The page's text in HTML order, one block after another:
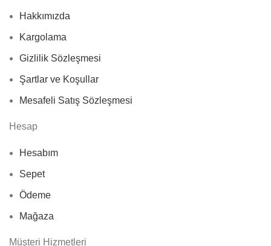
Hakkımızda
Kargolama
Gizlilik Sözleşmesi
Şartlar ve Koşullar
Mesafeli Satış Sözleşmesi
Hesap
Hesabım
Sepet
Ödeme
Mağaza
Müşteri Hizmetleri